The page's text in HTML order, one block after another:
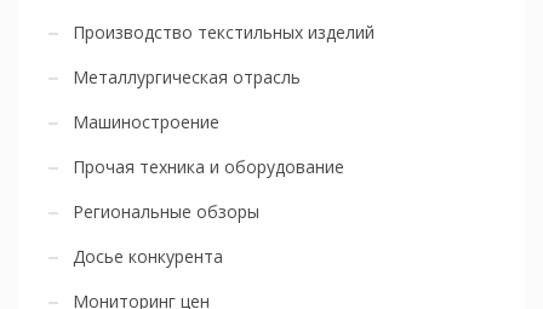
Производство текстильных изделий
Металлургическая отрасль
Машиностроение
Прочая техника и оборудование
Региональные обзоры
Досье конкурента
Мониторинг цен